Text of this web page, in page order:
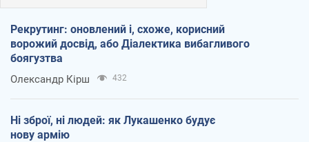
Рекрутинг: оновлений і, схоже, корисний
ворожий досвід, або Діалектика вибагливого
боягузтва
Олександр Кірш 432
Ні зброї, ні людей: як Лукашенко будує
нову армію